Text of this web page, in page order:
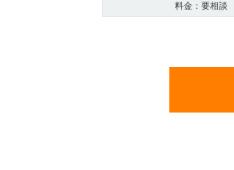
料金：要相談